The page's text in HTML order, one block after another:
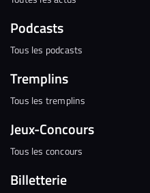
Podcasts
Tous les podcasts
Tremplins
Tous les tremplins
Jeux-Concours
Tous les concours
Billetterie